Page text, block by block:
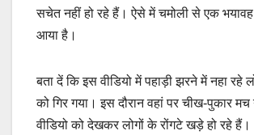
सचेत नहीं हो रहे हैं। ऐसे में चमोली से एक भयावह
आया है।
बता दें कि इस वीडियो में पहाड़ी झरने में नहा रहे
को गिर गया। इस दौरान वहां पर चीख-पुकार
वीडियो को देखकर लोगों के रोंगटे खड़े हो रहे हैं।